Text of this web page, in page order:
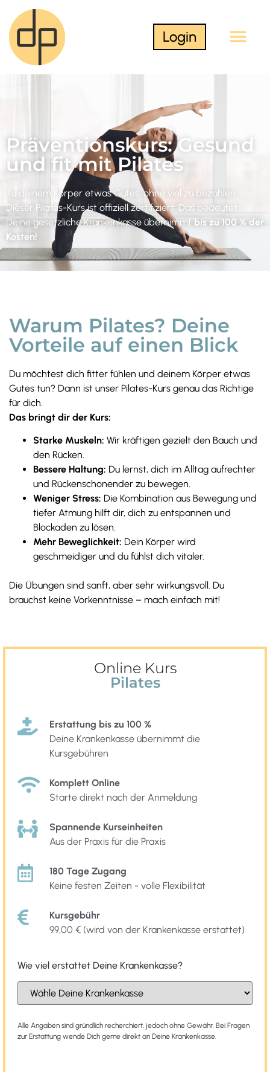
Login
Präventionskurs: Gesund
und fit mit Pilates
Tu deinem Körper etwas Gutes, ohne viel zu bezahlen:
Dieser Pilates-Kurs ist offiziell zertifiziert. Das bedeutet:
Deine gesetzliche Krankenkasse übernimmt bis zu 100 % der
Kosten!
Warum Pilates? Deine
Vorteile auf einen Blick
Du möchtest dich fitter fühlen und deinem Körper etwas
Gutes tun? Dann ist unser Pilates-Kurs genau das Richtige
für dich.
Das bringt dir der Kurs:
Starke Muskeln: Wir kräftigen gezielt den Bauch und
den Rücken.
Bessere Haltung: Du lernst, dich im Alltag aufrechter
und Rückenschonender zu bewegen.
Weniger Stress: Die Kombination aus Bewegung und
tiefer Atmung hilft dir, dich zu entspannen und
Blockaden zu lösen.
Mehr Beweglichkeit: Dein Körper wird
geschmeidiger und du fühlst dich vitaler.
Die Übungen sind sanft, aber sehr wirkungsvoll. Du
brauchst keine Vorkenntnisse – mach einfach mit!
Online Kurs
Pilates
Erstattung bis zu 100 %
Deine Krankenkasse übernimmt die
Kursgebühren
Komplett Online
Starte direkt nach der Anmeldung
Spannende Kurseinheiten
Aus der Praxis für die Praxis
180 Tage Zugang
Keine festen Zeiten - volle Flexibilität
Kursgebühr
99,00 € (wird von der Krankenkasse erstattet)
Wie viel erstattet Deine Krankenkasse?
Alle Angaben sind gründlich recherchiert, jedoch ohne Gewähr. Bei Fragen
zur Erstattung wende Dich gerne direkt an Deine Krankenkasse.